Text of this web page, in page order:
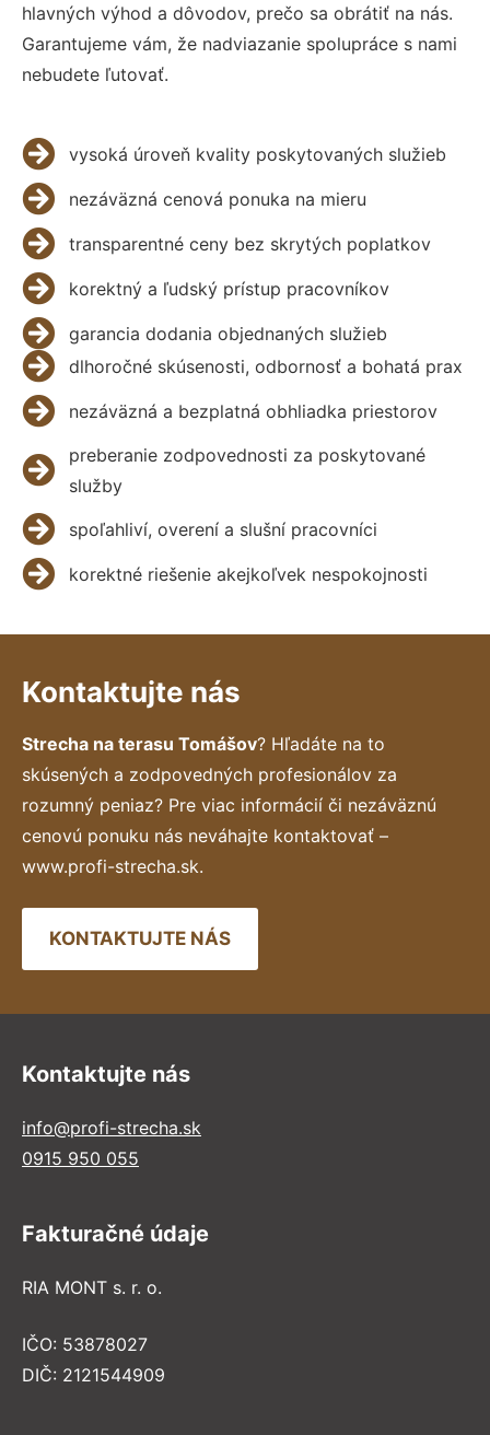
hlavných výhod a dôvodov, prečo sa obrátiť na nás.
Garantujeme vám, že nadviazanie spolupráce s nami
nebudete ľutovať.
vysoká úroveň kvality poskytovaných služieb
nezáväzná cenová ponuka na mieru
transparentné ceny bez skrytých poplatkov
korektný a ľudský prístup pracovníkov
garancia dodania objednaných služieb
dlhoročné skúsenosti, odbornosť a bohatá prax
nezáväzná a bezplatná obhliadka priestorov
preberanie zodpovednosti za poskytované
služby
spoľahliví, overení a slušní pracovníci
korektné riešenie akejkoľvek nespokojnosti
Kontaktujte nás
Strecha na terasu Tomášov? Hľadáte na to
skúsených a zodpovedných profesionálov za
rozumný peniaz? Pre viac informácií či nezáväznú
cenovú ponuku nás neváhajte kontaktovať –
www.profi-strecha.sk.
KONTAKTUJTE NÁS
Kontaktujte nás
info@profi-strecha.sk
0915 950 055
Fakturačné údaje
RIA MONT s. r. o.
IČO: 53878027
DIČ: 2121544909